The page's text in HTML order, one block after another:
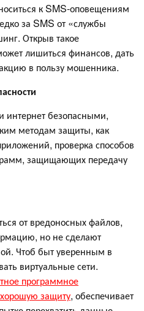
к SMS-оповещениям
за SMS от «службы
Открыв такое
лишиться финансов, дать
в пользу мошенника.
интернет безопасными,
методам защиты, как
проверка способов
защищающих передачу
от вредоносных файлов,
но не сделают
Чтоб быт уверенным в
виртуальные сети.
программное
защиту, обеспечивает